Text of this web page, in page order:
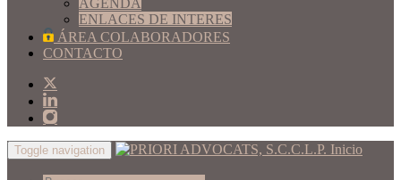
AGENDA
ENLACES DE INTERES
ÁREA COLABORADORES
CONTACTO
Toggle navigation Inicio